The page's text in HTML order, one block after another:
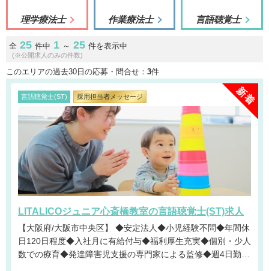
理学療法士 作業療法士 言語聴覚士
全 25 件中 1 ～ 25 件を表示中
(※公開求人のみの件数)
このエリアの過去30日の応募・問合せ： 3件
言語聴覚士(ST) 採用担当者メッセージ
LITALICOジュニア心斎橋教室の言語聴覚士(ST)求人
【大阪府/大阪市中央区】 ◆安定法人◆小児経験不問◆年間休
日120日程度◆入社月に有給付与◆福利厚生充実◆個別・少人
数での療育◆発達障害児支援の専門家による監修◆週4日勤務